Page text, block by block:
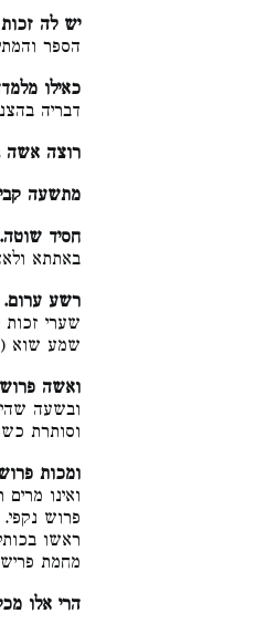
יש לה זכות
הספר
כאילו
דבריה
רוצה אשה
מתשעה
חסיד שוטה.
באתתא
רשע ערום.
שערי
שמע שוא
ואשה
ובשעה
וסותרת
ומכות
ואינו
פרוש
ראשו
מחמת
הרי אלו